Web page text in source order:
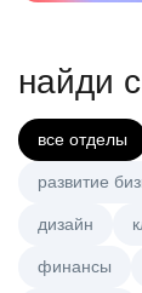
найди
все отделы
развитие
дизайн
финансы